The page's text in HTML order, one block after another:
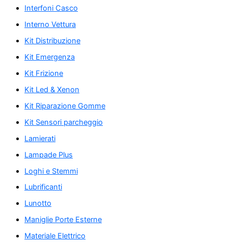
Interfoni Casco
Interno Vettura
Kit Distribuzione
Kit Emergenza
Kit Frizione
Kit Led & Xenon
Kit Riparazione Gomme
Kit Sensori parcheggio
Lamierati
Lampade Plus
Loghi e Stemmi
Lubrificanti
Lunotto
Maniglie Porte Esterne
Materiale Elettrico